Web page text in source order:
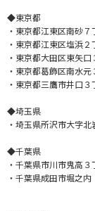
◆東京都
・東京都江東区南砂
・東京都江東区塩浜
・東京都大田区東矢
・東京都葛飾区南水
・東京都三鷹市井口
◆埼玉県
・埼玉県所沢市大字
◆千葉県
・千葉県市川市鬼高
・千葉県成田市堀之